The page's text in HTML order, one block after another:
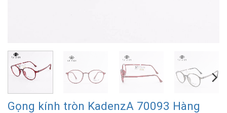
Gọng kính tròn KadenzA 70093 Hàng